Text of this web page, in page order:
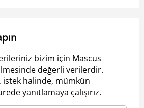
bizim için Mascus
değerli verilerdir.
istek halinde, mümkün
yanıtlamaya çalışırız.